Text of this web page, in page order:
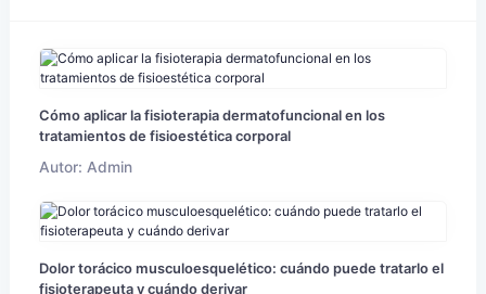
Cómo aplicar la fisioterapia dermatofuncional en los
tratamientos de fisioestética corporal
Autor: Admin
Dolor torácico musculoesquelético: cuándo puede tratarlo el
fisioterapeuta y cuándo derivar